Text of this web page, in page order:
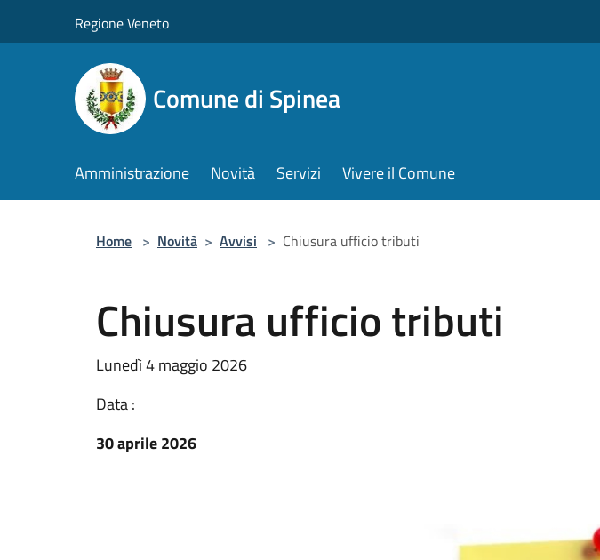
Regione Veneto
Comune di Spinea
Amministrazione Novità Servizi Vivere il Comune
Home > Novità > Avvisi > Chiusura ufficio tributi
Chiusura ufficio tributi
Lunedì 4 maggio 2026
Data :
30 aprile 2026